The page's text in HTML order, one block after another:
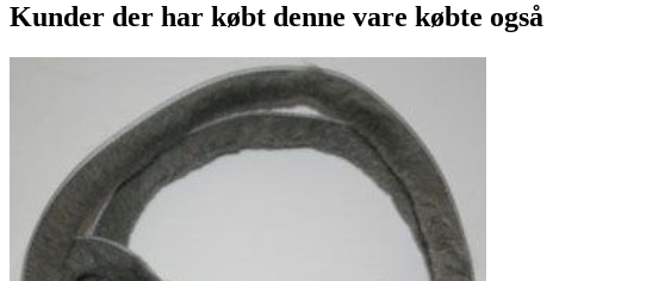
Kunder der har købt denne vare købte også